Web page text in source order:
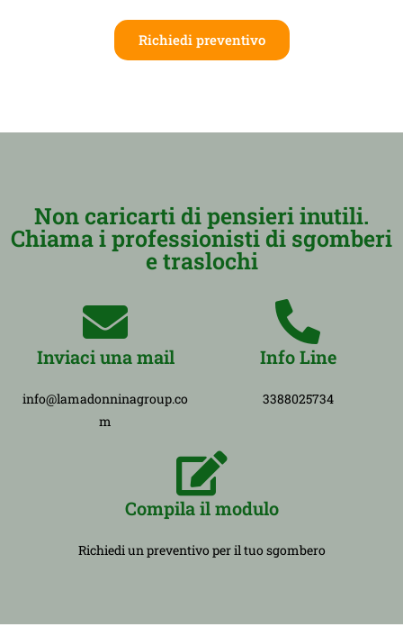
Richiedi preventivo
Non caricarti di pensieri inutili.
Chiama i professionisti di sgomberi
e traslochi
Inviaci una mail
info@lamadonninagroup.co
m
Info Line
3388025734
Compila il modulo
Richiedi un preventivo per il tuo sgombero